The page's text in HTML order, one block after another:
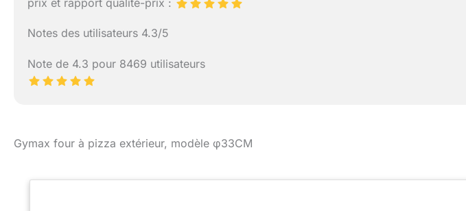
prix et rapport qualité-prix :
Notes des utilisateurs 4.3/5
Note de 4.3 pour 8469 utilisateurs
Gymax four à pizza extérieur, modèle φ33CM